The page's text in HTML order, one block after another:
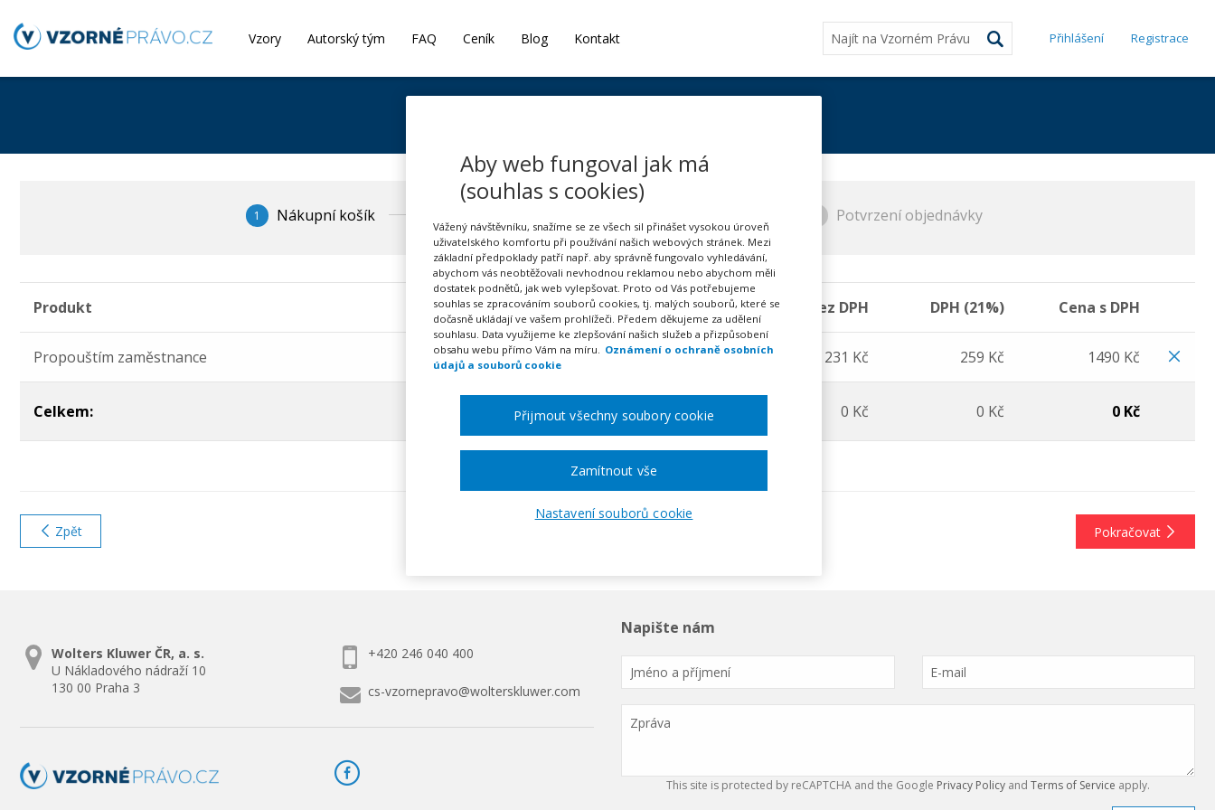
Vzory Autorský tým FAQ Ceník Blog Kontakt Přihlášení Registrace
1 Nákupní košík Potvrzení objednávky
Produkt Cena bez DPH DPH (21%) Cena s DPH
Propouštím zaměstnance 1 231 Kč 259 Kč 1490 Kč
Celkem: 0 Kč 0 Kč 0 Kč
Zpět Pokračovat
Wolters Kluwer ČR, a. s.
U Nákladového nádraží 10
130 00 Praha 3
+420 246 040 400
cs-vzornepravo@wolterskluwer.com
Napište nám
This site is protected by reCAPTCHA and the Google Privacy Policy and Terms of Service apply.
Aby web fungoval jak má
(souhlas s cookies)
Vážený návštěvníku, snažíme se ze všech sil přinášet vysokou úroveň
uživatelského komfortu při používání našich webových stránek. Mezi
základní předpoklady patří např. aby správně fungovalo vyhledávání,
abychom vás neobtěžovali nevhodnou reklamou nebo abychom měli
dostatek podnětů, jak web vylepšovat. Proto od Vás potřebujeme
souhlas se zpracováním souborů cookies, tj. malých souborů, které se
dočasně ukládají ve vašem prohlížeči. Předem děkujeme za udělení
souhlasu. Data využijeme ke zlepšování našich služeb a přizpůsobení
obsahu webu přímo Vám na míru.
Oznámení o ochraně osobních
údajů a souborů cookie
Nastavení souborů cookie
Zamítnout vše
Přijmout všechny soubory cookie